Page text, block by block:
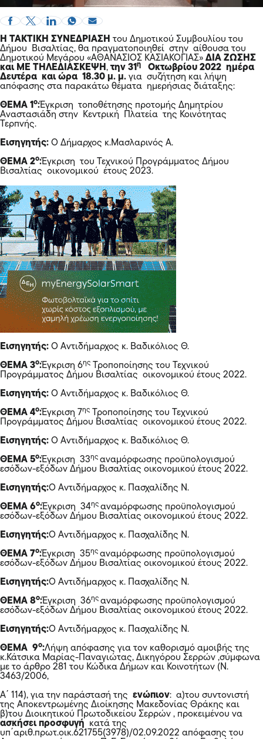
Η ΤΑΚΤΙΚΗ ΣΥΝΕΔΡΙΑΣΗ του Δημοτικού Συμβουλίου του
Δήμου Βισαλτίας, θα πραγματοποιηθεί στην αίθουσα του
Δημοτικού Μεγάρου «ΑΘΑΝΑΣΙΟΣ ΚΑΣΙΑΚΟΓΙΑΣ» ΔΙΑ ΖΩΣΗΣ
και ΜΕ ΤΗΛΕΔΙΑΣΚΕΨΗ , την 31 η
Οκτωβρίου 2022 ημέρα
Δευτέρα και ώρα 18.30 μ. μ. για συζήτηση και λήψη
απόφασης στα παρακάτω θέματα ημερήσιας διάταξης:
ΘΕΜΑ 1 ο:Έγκριση τοποθέτησης προτομής Δημητρίου
Αναστασιάδη στην Κεντρική Πλατεία της Κοινότητας
Τερπνής.
Εισηγητής: Ο Δήμαρχος κ.Μασλαρινός Α.
ΘΕΜΑ 2ο:Έγκριση του Τεχνικού Προγράμματος Δήμου
Βισαλτίας οικονομικού έτους 2023.
Εισηγητής: Ο Αντιδήμαρχος κ. Βαδικόλιος Θ.
ΘΕΜΑ 3ο:Έγκριση 6ης
Τροποποίησης του Τεχνικού
Προγράμματος Δήμου Βισαλτίας οικονομικού έτους 2022.
Εισηγητής: Ο Αντιδήμαρχος κ. Βαδικόλιος Θ.
ΘΕΜΑ 4ο:Έγκριση 7ης
Τροποποίησης του Τεχνικού
Προγράμματος Δήμου Βισαλτίας οικονομικού έτους 2022.
Εισηγητής: Ο Αντιδήμαρχος κ. Βαδικόλιος Θ.
ΘΕΜΑ 5ο:Έγκριση 33ης αναμόρφωσης προϋπολογισμού
εσόδων-εξόδων Δήμου Βισαλτίας οικονομικού έτους 2022.
Εισηγητής:O Αντιδήμαρχος κ. Πασχαλίδης Ν.
ΘΕΜΑ 6ο:Έγκριση 34ης αναμόρφωσης προϋπολογισμού
εσόδων-εξόδων Δήμου Βισαλτίας οικονομικού έτους 2022.
Εισηγητής:O Αντιδήμαρχος κ. Πασχαλίδης Ν.
ΘΕΜΑ 7ο:Έγκριση 35ης αναμόρφωσης προϋπολογισμού
εσόδων-εξόδων Δήμου Βισαλτίας οικονομικού έτους 2022.
Εισηγητής:O Αντιδήμαρχος κ. Πασχαλίδης Ν.
ΘΕΜΑ 8ο:Έγκριση 36ης αναμόρφωσης προϋπολογισμού
εσόδων-εξόδων Δήμου Βισαλτίας οικονομικού έτους 2022.
Εισηγητής:O Αντιδήμαρχος κ. Πασχαλίδης Ν.
ΘΕΜΑ 9ο:Λήψη απόφασης για τον καθορισμό αμοιβής της
κ.Κάτσικα Μαρίας-Παναγιώτας, Δικηγόρου Σερρών ,σύμφωνα
με το άρθρο 281 του Κώδικα Δήμων και Κοινοτήτων (Ν.
3463/2006,
Α΄ 114), για την παράστασή της ενώπιον: α)του συντονιστή
της Αποκεντρωμένης Διοίκησης Μακεδονίας Θράκης και
β)του Διοικητικού Πρωτοδικείου Σερρών , προκειμένου να
ασκήσει προσφυγή
κατά της
υπ΄αριθ.πρωτ.οικ.621755(3978)/02.09.2022 απόφασης του